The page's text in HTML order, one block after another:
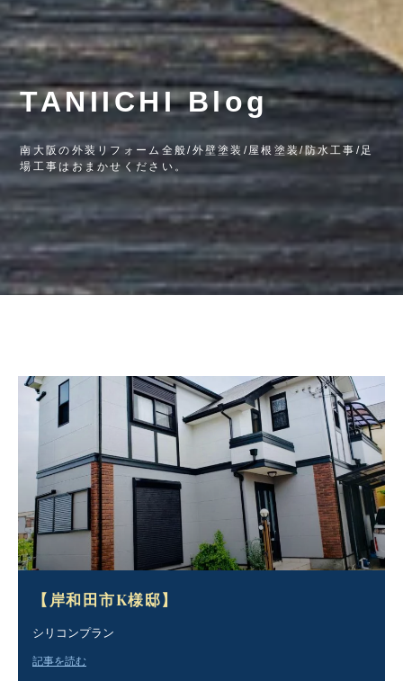
TANIICHI Blog
南大阪の外装リフォーム全般/外壁塗装/屋根塗装/防水工事/足
場工事はおまかせください。
【岸和田市K様邸】
シリコンプラン
記事を読む